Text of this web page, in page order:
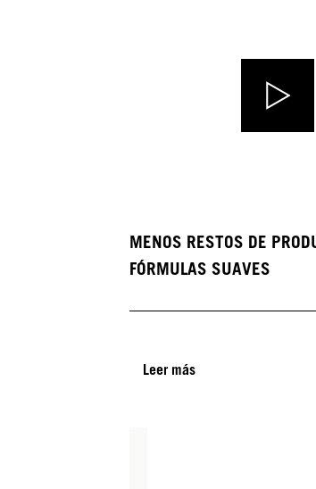
MENOS RESTOS DE
FÓRMULAS SUAVES
Leer más